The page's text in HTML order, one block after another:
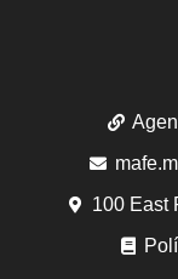
100 East